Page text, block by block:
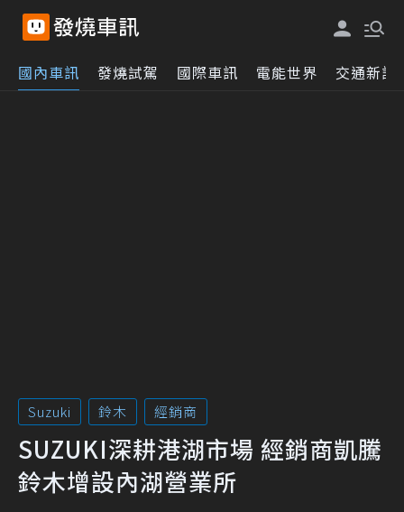
國內車訊 發燒試駕 國際車訊 電能世界 交通新訊
Suzuki 鈴木 經銷商
SUZUKI深耕港湖市場 經銷商凱騰
鈴木增設內湖營業所